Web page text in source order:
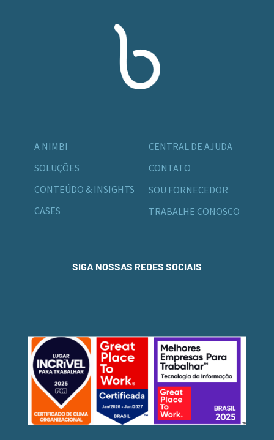
A NIMBI
SOLUÇÕES
CONTEÚDO & INSIGHTS
CASES
CENTRAL DE AJUDA
CONTATO
SOU FORNECEDOR
TRABALHE CONOSCO
SIGA NOSSAS REDES SOCIAIS